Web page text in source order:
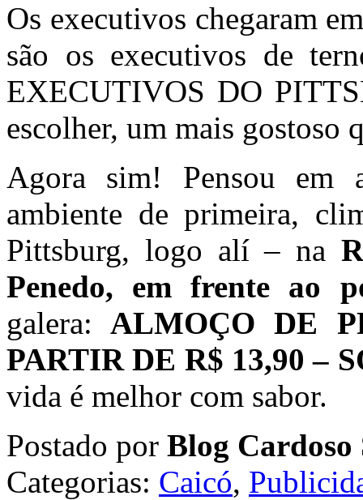
Os executivos chegaram
são os executivos de
EXECUTIVOS DO
escolher, um mais gostoso
Agora sim! Pensou em
ambiente de primeira,
Pittsburg, logo alí – na
Penedo, em frente ao
galera: ALMOÇO DE
PARTIR DE R$ 13,90 –
vida é melhor com sabor.
Postado por Blog Cardoso
Categorias: Caicó,